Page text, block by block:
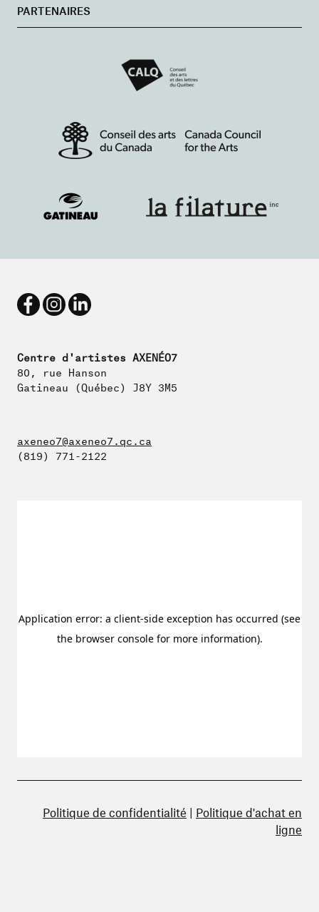
PARTENAIRES
Centre d'artistes AXENÉO7
80, rue Hanson
Gatineau (Québec) J8Y 3M5
axeneo7@axeneo7.qc.ca
(819) 771-2122
Politique de confidentialité | Politique d'achat en
ligne